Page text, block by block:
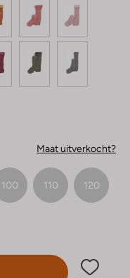
Maat uitverkocht?
100 110 120